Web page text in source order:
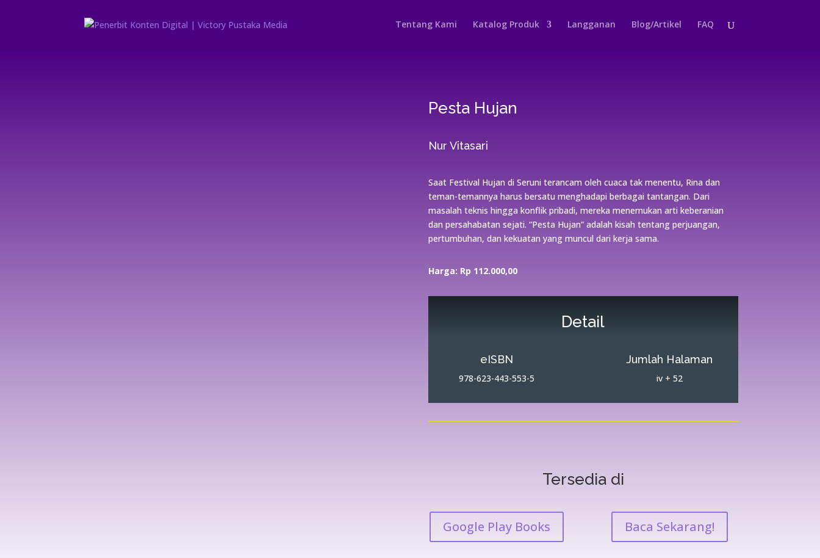
Tentang Kami Katalog Produk Langganan Blog/Artikel FAQ
Pesta Hujan
Nur Vitasari
Saat Festival Hujan di Seruni terancam oleh cuaca tak menentu, Rina dan
teman-temannya harus bersatu menghadapi berbagai tantangan. Dari
masalah teknis hingga konflik pribadi, mereka menemukan arti keberanian
dan persahabatan sejati. “Pesta Hujan” adalah kisah tentang perjuangan,
pertumbuhan, dan kekuatan yang muncul dari kerja sama.
Harga: Rp 112.000,00
Detail
eISBN
978-623-443-553-5
Jumlah Halaman
iv + 52
Tersedia di
Google Play Books Baca Sekarang!